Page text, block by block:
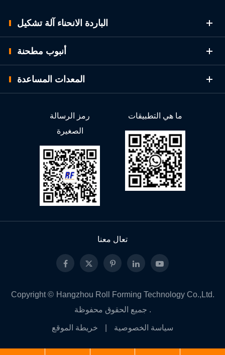
الباردة الانحناء آلة تشكيل
أنبوب مطحنة
المعدات المساعدة
رمز الرسالة
الصغيرة
ما هي التطبيقات
تعال معنا
Copyright © Hangzhou Roll Forming Technology Co.,Ltd.
جميع الحقوق محفوظة .
خريطة الموقع سياسة الخصوصية